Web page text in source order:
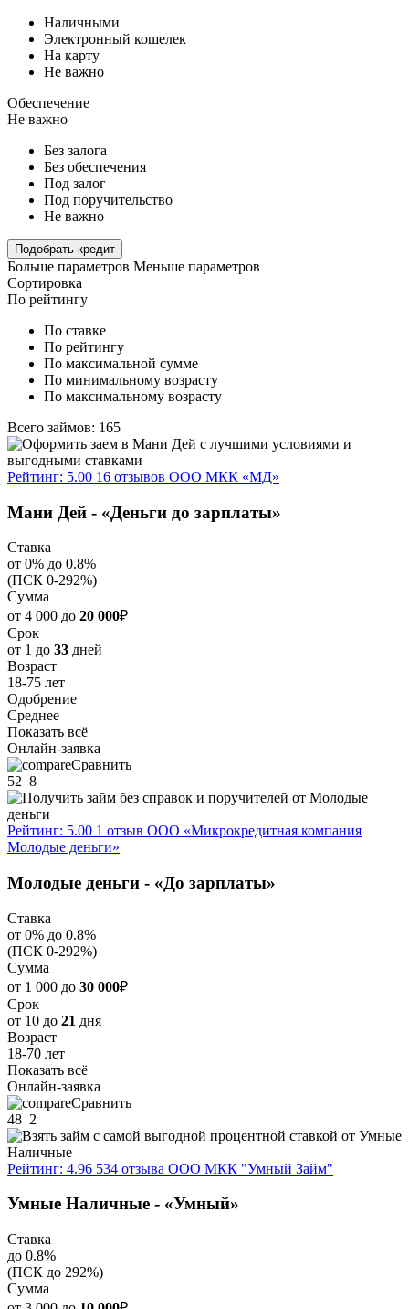
Наличными
Электронный кошелек
На карту
Не важно
Обеспечение
Не важно
Без залога
Без обеспечения
Под залог
Под поручительство
Не важно
Подобрать кредит
Больше параметров Меньше параметров
Сортировка
По рейтингу
По ставке
По рейтингу
По максимальной сумме
По минимальному возрасту
По максимальному возрасту
Всего займов: 165
Рейтинг: 5.00 16 отзывов ООО МКК «МД»
Мани Дей - «Деньги до зарплаты»
Ставка
от 0% до 0.8%
(ПСК 0-292%)
Сумма
от 4 000 до 20 000₽
Срок
от 1 до 33 дней
Возраст
18-75 лет
Одобрение
Среднее
Показать всё
Онлайн-заявка
Сравнить
52 8
Рейтинг: 5.00 1 отзыв ООО «Микрокредитная компания
Молодые деньги»
Молодые деньги - «До зарплаты»
Ставка
от 0% до 0.8%
(ПСК 0-292%)
Сумма
от 1 000 до 30 000₽
Срок
от 10 до 21 дня
Возраст
18-70 лет
Показать всё
Онлайн-заявка
Сравнить
48 2
Рейтинг: 4.96 534 отзыва ООО МКК "Умный Займ"
Умные Наличные - «Умный»
Ставка
до 0.8%
(ПСК до 292%)
Сумма